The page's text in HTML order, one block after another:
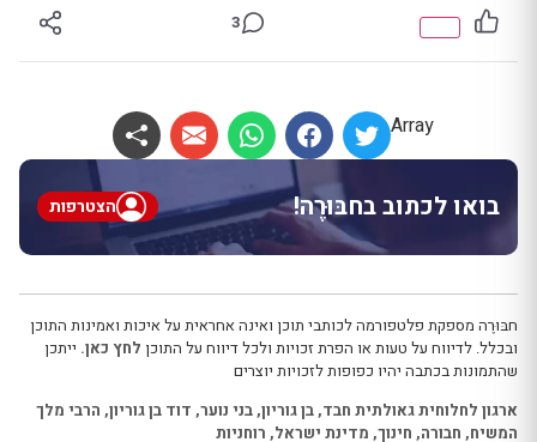
3
Array
בואו לכתוב בחבּוּרֶה! הצטרפות
חבּוּרֶה מספקת פלטפורמה לכותבי תוכן ואינה אחראית על איכות ואמינות התוכן
ובכלל. לדיווח על טעות או הפרת זכויות ולכל דיווח על התוכן לחץ כאן. ייתכן
שהתמונות בכתבה יהיו כפופות לזכויות יוצרים
ארגון לחלוחית גאולתית חבד,בן גוריון,בני נוער, דוד בן גוריון, הרבי מלך
המשיח, חבורה, חינוך, מדינת ישראל, רוחניות